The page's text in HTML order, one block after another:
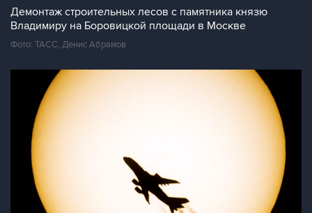
Демонтаж строительных лесов с памятника князю
Владимиру на Боровицкой площади в Москве
Фото: ТАСС, Денис Абрамов